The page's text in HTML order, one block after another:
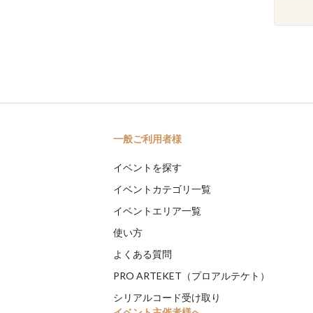
一般ご利用者様
イベントを探す
イベントカテゴリ一覧
イベントエリア一覧
使い方
よくある質問
PRO ARTEKET（プロアルテケト）
シリアルコード受け取り